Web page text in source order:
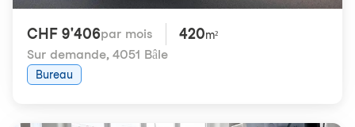
CHF 9'406par mois 420m²
Sur demande, 4051 Bâle
Bureau